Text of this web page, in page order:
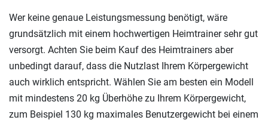
Wer keine genaue Leistungsmessung benötigt, wäre
grundsätzlich mit einem hochwertigen Heimtrainer sehr gut
versorgt. Achten Sie beim Kauf des Heimtrainers aber
unbedingt darauf, dass die Nutzlast Ihrem Körpergewicht
auch wirklich entspricht. Wählen Sie am besten ein Modell
mit mindestens 20 kg Überhöhe zu Ihrem Körpergewicht,
zum Beispiel 130 kg maximales Benutzergewicht bei einem